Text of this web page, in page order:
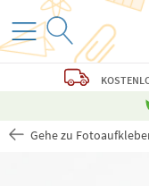
Gehe zu